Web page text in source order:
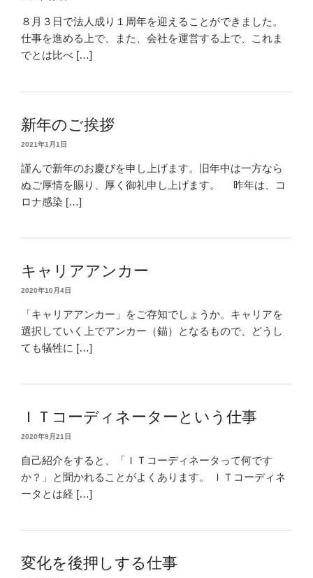
８月３日で法人成り１周年を迎えることができました。
仕事を進める上で、また、会社を運営する上で、これま
でとは比べ […]
新年のご挨拶
2021年1月1日
謹んで新年のお慶びを申し上げます。旧年中は一方なら
ぬご厚情を賜り、厚く御礼申し上げます。 昨年は、コ
ロナ感染 […]
キャリアアンカー
2020年10月4日
「キャリアアンカー」をご存知でしょうか。キャリアを
選択していく上でアンカー（錨）となるもので、どうし
ても犠牲に […]
ＩＴコーディネーターという仕事
2020年9月21日
自己紹介をすると、「ＩＴコーディネータって何です
か？」と聞かれることがよくあります。 ＩＴコーディネ
ータとは経 […]
変化を後押しする仕事